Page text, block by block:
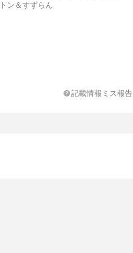
ン＆すずらん
記載情報ミス報告